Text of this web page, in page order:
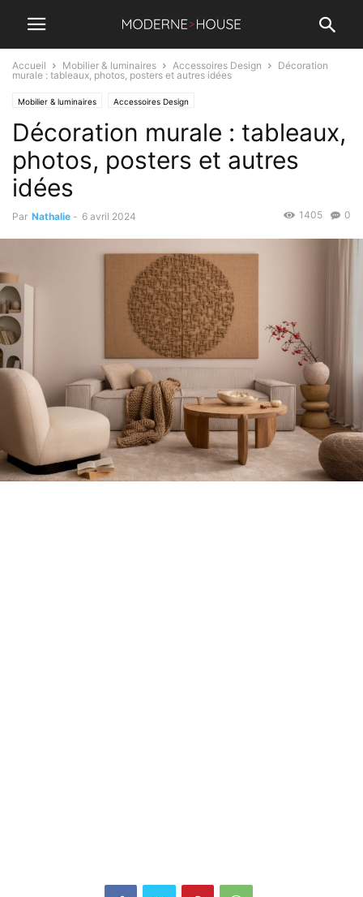
Accueil Mobilier & luminaires Accessoires Design
Décoration
murale : tableaux, photos, posters et autres idées
Mobilier & luminaires Accessoires Design
Décoration murale : tableaux,
photos, posters et autres
idées
Par Nathalie - 6 avril 2024 0
1405